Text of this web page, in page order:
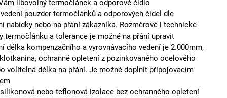
libovolný termočlánek a odporové čidlo
pouzder termočlánků a odporových čidel dle
nabídky nebo na přání zákazníka. Rozměrové i technické
termočlánku a tolerance je možné na přání upravit
délka kompenzačního a vyrovnávacího vedení je 2.000mm,
ochranné opletení z pozinkovaného ocelového
volitelná délka na přání. Je možné doplnit připojovacím
nebo teflonová izolace bez ochranného opletení